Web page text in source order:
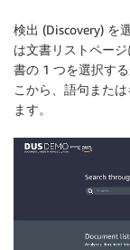
検出 (Discovery) を
は文書リストペー
書の 1 つを選択す
こから、語句また
ます。